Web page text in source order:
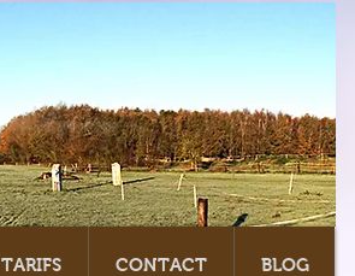
TARIFS CONTACT BLOG